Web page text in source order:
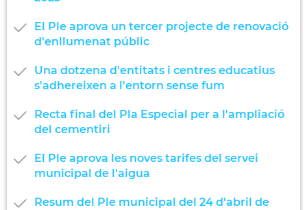
El Ple aprova un tercer projecte de renovació
d'enllumenat públic
Una dotzena d'entitats i centres educatius
s'adhereixen a l'entorn sense fum
Recta final del Pla Especial per a l'ampliació
del cementiri
El Ple aprova les noves tarifes del servei
municipal de l'aigua
Resum del Ple municipal del 24 d'abril de